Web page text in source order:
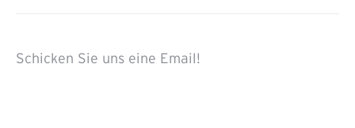
Schicken Sie uns eine Email!